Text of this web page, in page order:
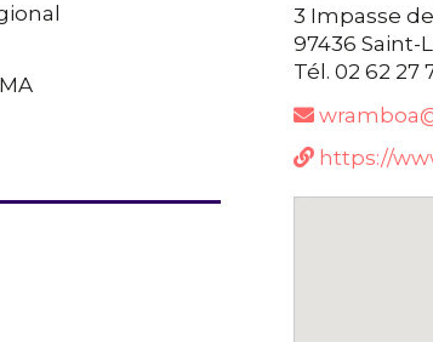
3 Impasse
97436 Saint-
Tél. 02 62 27
https://